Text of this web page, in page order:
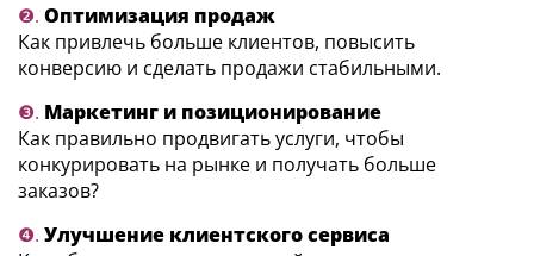
❷. Оптимизация продаж
Как привлечь больше клиентов, повысить
конверсию и сделать продажи стабильными.
❸. Маркетинг и позиционирование
Как правильно продвигать услуги, чтобы
конкурировать на рынке и получать больше
заказов?
❹. Улучшение клиентского сервиса